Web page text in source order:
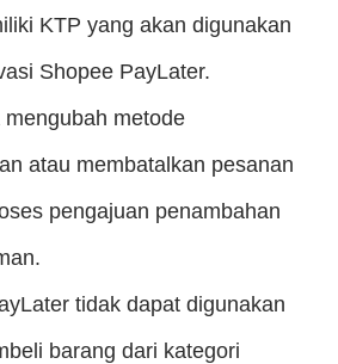
KTP yang akan digunakan
Shopee PayLater.
mengubah metode
atau membatalkan pesanan
pengajuan penambahan
tidak dapat digunakan
barang dari kategori